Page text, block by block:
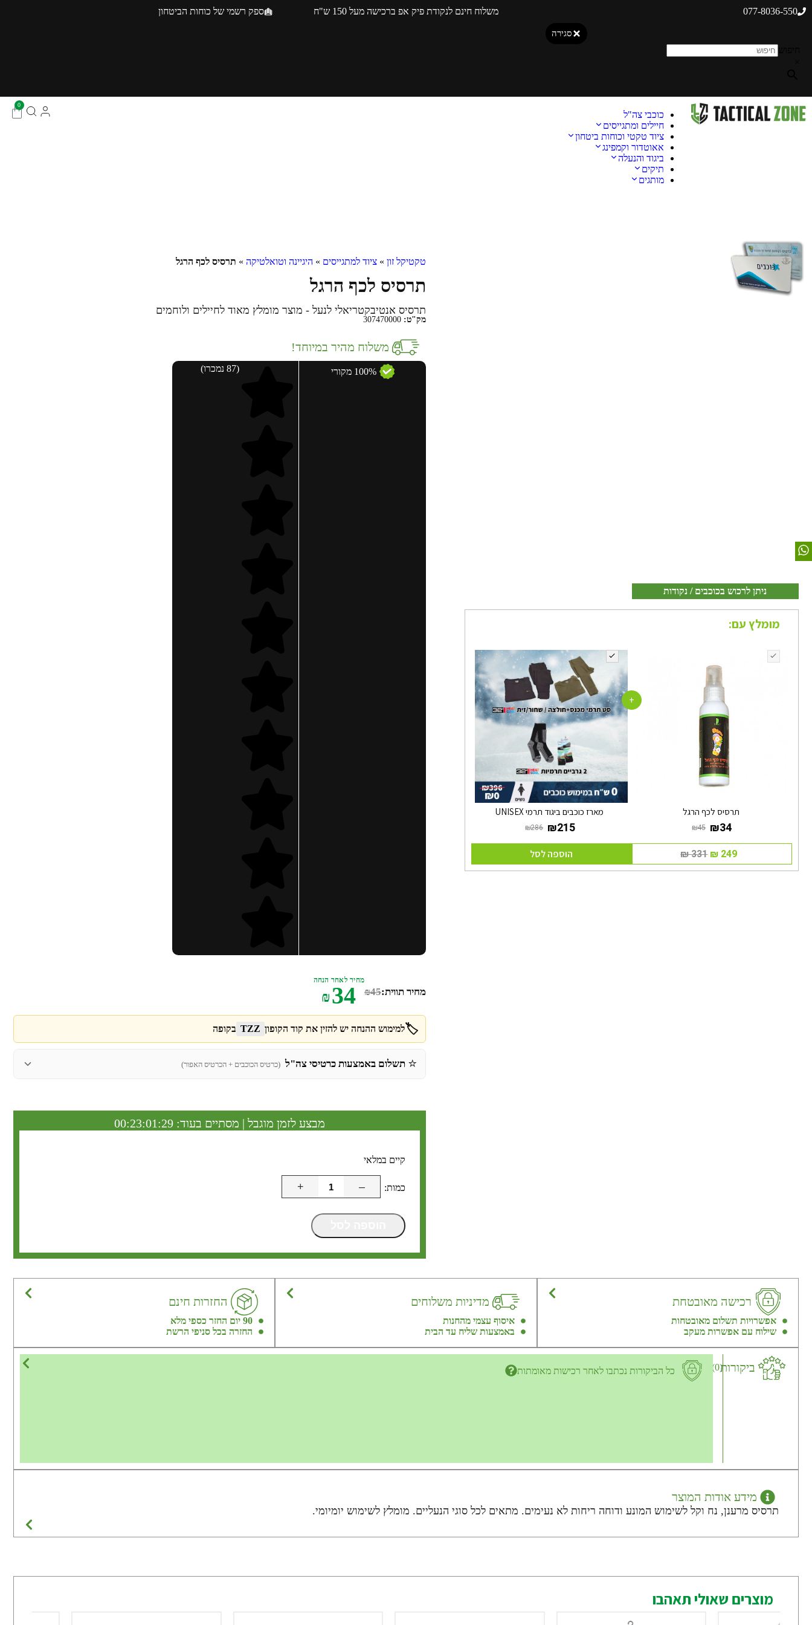
077-8036-550 משלוח חינם לנקודת פיק אפ ברכישה מעל 150 ש"ח ספק רשמי של כוחות הביטחון
סגירה
כוכבי צה"ל
חיילים ומתגייסים
ציוד טקטי וכוחות ביטחון
אאוטדור וקמפינג
ביגוד והנעלה
תיקים
מותגים
0
ניתן לרכוש בכוכבים / נקודות
מומלץ עם:
תרסיס לכף הרגל
‏45 ₪
+
מארז כוכבים ביגוד תרמי UNISEX
‏286 ₪
‏331 ₪ הוספה לסל
טקטיקל זון » ציוד למתגייסים » היגיינה וטואלטיקה » תרסיס לכף הרגל
תרסיס לכף הרגל
תרסיס אנטיבקטריאלי לנעל - מוצר מומלץ מאוד לחיילים ולוחמים
מק"ט:
משלוח מהיר במיוחד!
100% מקורי (87 נמכרו)
מחיר תווית: ₪45
מחיר לאחר הנחה
₪34
🏷️למימוש ההנחה יש להזין את קוד הקופון TZZ בקופה
⭐ תשלום באמצעות כרטיסי צה"ל (כרטיס הכוכבים + הכרטיס האפור)
מבצע לזמן מוגבל | מסתיים בעוד: 00:23:01:28
קיים במלאי
–
+
רכישה מאובטחת
אפשרויות תשלום מאובטחות
שילוח עם אפשרות מעקב
מדיניות משלוחים
איסוף עצמי מהחנות
באמצעות שליח עד הבית
החזרות חינם
90 יום החזר כספי מלא
החזרה בכל סניפי הרשת
ביקורות(0) כל הביקורות נכתבו לאחר רכישות מאומתות
מידע אודות המוצר
תרסיס מרענן, נח וקל לשימוש המונע ודוחה ריחות לא נעימים. מתאים לכל סוגי הנעליים. מומלץ לשימוש יומיומי.
מוצרים שאולי תאהבו